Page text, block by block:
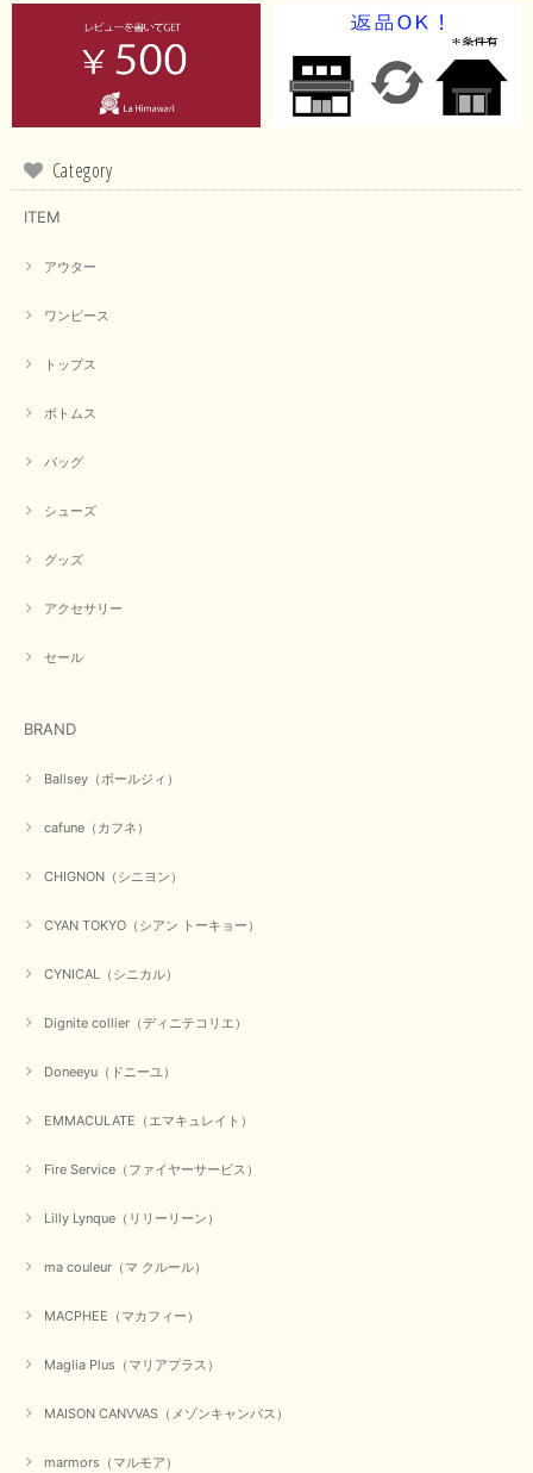
Category
ITEM
アウター
ワンピース
トップス
ボトムス
バッグ
シューズ
グッズ
アクセサリー
セール
BRAND
Ballsey（ボールジィ）
cafune（カフネ）
CHIGNON（シニヨン）
CYAN TOKYO（シアン トーキョー）
CYNICAL（シニカル）
Dignite collier（ディニテコリエ）
Doneeyu（ドニーユ）
EMMACULATE（エマキュレイト）
Fire Service（ファイヤーサービス）
Lilly Lynque（リリーリーン）
ma couleur（マ クルール）
MACPHEE（マカフィー）
Maglia Plus（マリアプラス）
MAISON CANVVAS（メゾンキャンバス）
marmors（マルモア）